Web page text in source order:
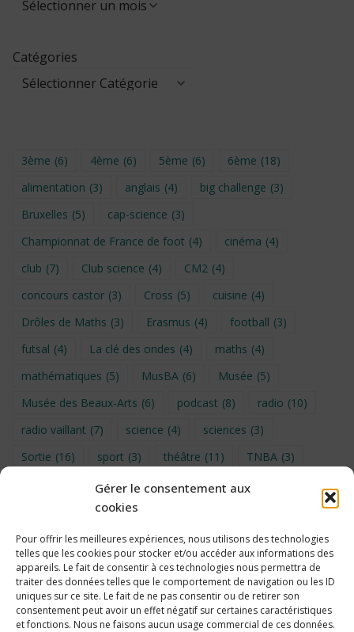
Gérer le consentement aux
cookies
Pour offrir les meilleures expériences, nous utilisons des technologies
telles que les cookies pour stocker et/ou accéder aux informations des
appareils. Le fait de consentir à ces technologies nous permettra de
traiter des données telles que le comportement de navigation ou les ID
uniques sur ce site. Le fait de ne pas consentir ou de retirer son
consentement peut avoir un effet négatif sur certaines caractéristiques
et fonctions. Nous ne faisons aucun usage commercial de ces données.
Catégories
3ème (6) 4ème (6) 5ème (6) 6ème (18)
alimentation (3) anglais (4) big challenge (3)
Bruxelles (5) cap-science (3)
Championnat de France de foot (4) cinéma (4)
club (7) Club science (4) CM2 (4)
concours castor (3) Cross (5) cuisine (4)
Drôles de Maths (3) Erasmus (4) football (3)
futsal (4) La clé des ondes (4) maths (4)
mathématiques (5) MusBA (6) Musée (5)
Musée des Beaux-Arts (6) podcast (8) radio (10)
radio vaillant (7) science (4) sciences (3)
Sortie (16) sport (3) théâtre (11) TNBA (3)
UNSS (9) upe2a (7) vidéo
Voyage en provence 2026
Voyage à Bruxelles 2024 (4) Wahid Chakib (4)
éco-délégués (7)